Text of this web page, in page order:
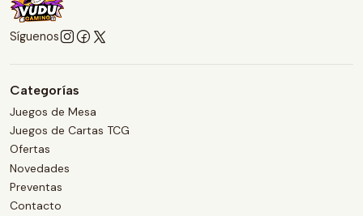
Síguenos
Categorías
Juegos de Mesa
Juegos de Cartas TCG
Ofertas
Novedades
Preventas
Contacto